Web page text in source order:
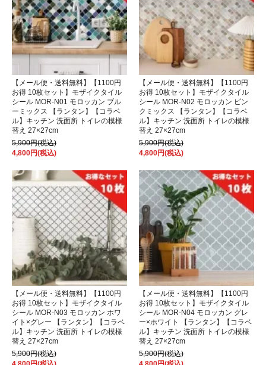
【メール便・送料無料】【1100円
お得 10枚セット】モザイクタイル
シール MOR-N01 モロッカン ブル
ーミックス 【ランタン】【コラベ
ル】キッチン 洗面所 トイレの模様
替え 27×27cm
5,900円(税込)
4,800円(税込)
【メール便・送料無料】【1100円
お得 10枚セット】モザイクタイル
シール MOR-N02 モロッカン ピン
クミックス 【ランタン】【コラベ
ル】キッチン 洗面所 トイレの模様
替え 27×27cm
5,900円(税込)
4,800円(税込)
【メール便・送料無料】【1100円
お得 10枚セット】モザイクタイル
シール MOR-N03 モロッカン ホワ
イト×グレー 【ランタン】【コラベ
ル】キッチン 洗面所 トイレの模様
替え 27×27cm
5,900円(税込)
【メール便・送料無料】【1100円
お得 10枚セット】モザイクタイル
シール MOR-N04 モロッカン グレ
ー×ホワイト 【ランタン】【コラベ
ル】キッチン 洗面所 トイレの模様
替え 27×27cm
5,900円(税込)